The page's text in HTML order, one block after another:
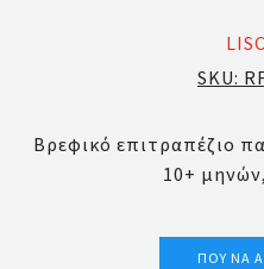
SKU:
Βρεφικό επιτραπέζιο
10+
ΠΟΎ ΝΑ